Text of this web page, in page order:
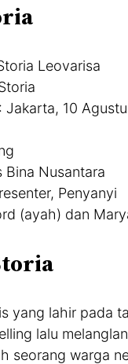
Leovarisa
Jakarta, 10
Bina Nusantara
Penyanyi
(ayah) dan
yang lahir pada
lalu
seorang warga